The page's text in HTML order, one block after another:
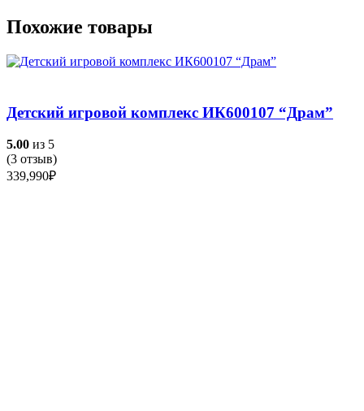
Похожие товары
Детский игровой комплекс ИК600107 “Драм”
5.00 из 5
(3 отзыв)
339,990₽